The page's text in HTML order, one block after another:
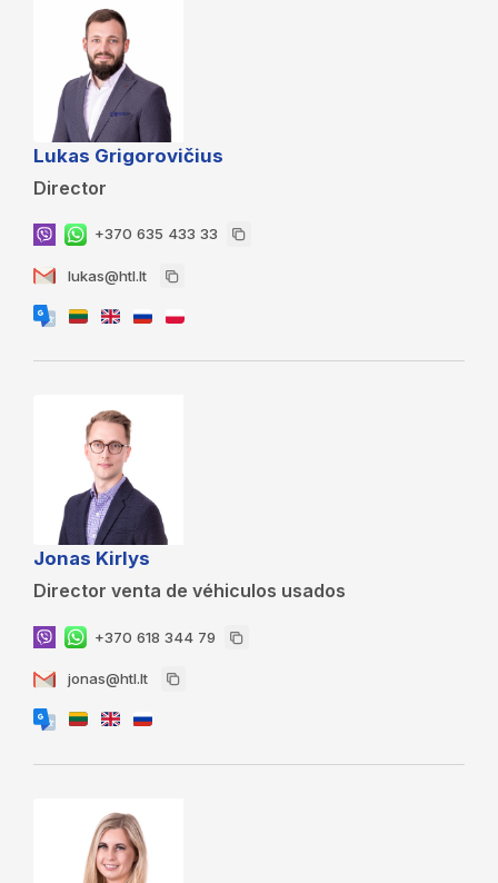
Lukas Grigorovičius
Director
+370 635 433 33
lukas@htl.lt
Jonas Kirlys
Director venta de véhiculos usados
+370 618 344 79
jonas@htl.lt